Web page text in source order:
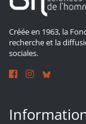
Créée en 1963, la
recherche et la
sociales.